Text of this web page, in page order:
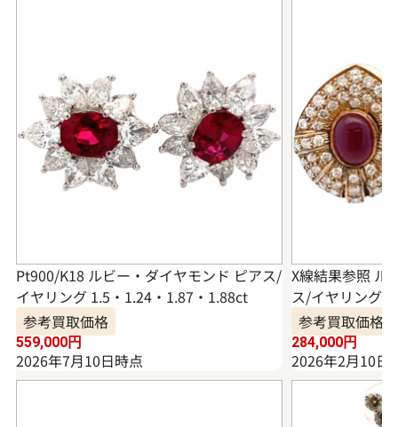
Pt900/K18 ルビー・ダイヤモンド ピアス/
イヤリング 1.5・1.24・1.87・1.88ct
参考買取価格
559,000円
2026年7月10日時点
X線結果参照 ル
ス/イヤリング
参考買取価格
284,000円
2026年2月10日